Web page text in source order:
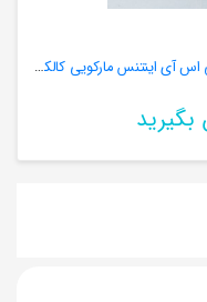
ادکلن 25 میل جورجیو آرمانی اس آی اینتنس مارکویی کالکشن